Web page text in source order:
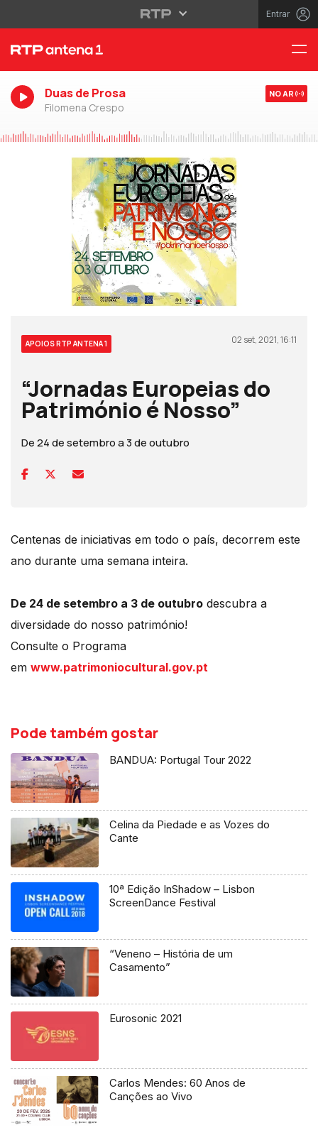
Entrar
Duas de Prosa
Filomena Crespo
NO AR
APOIOS RTP ANTENA 1 02 set, 2021, 16:11
“Jornadas Europeias do
Património é Nosso”
De 24 de setembro a 3 de outubro
Centenas de iniciativas em todo o país, decorrem este
ano durante uma semana inteira.
De 24 de setembro a 3 de outubro descubra a
diversidade do nosso património!
Consulte o Programa
em www.patrimoniocultural.gov.pt
Pode também gostar
BANDUA: Portugal Tour 2022
Celina da Piedade e as Vozes do
Cante
10ª Edição InShadow – Lisbon
ScreenDance Festival
“Veneno – História de um
Casamento”
Eurosonic 2021
Carlos Mendes: 60 Anos de
Canções ao Vivo